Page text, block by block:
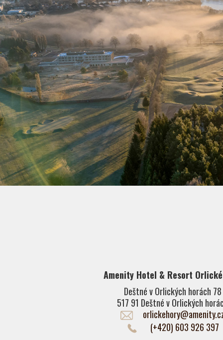
Amenity Hotel & Resort
Deštné v Orlických horách 78
517 91 Deštné v Orlických
(+420) 603 926 397